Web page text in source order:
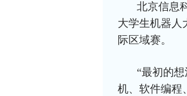
北京信息
大学生机器人
际区域赛。
“最初的
机、软件编程